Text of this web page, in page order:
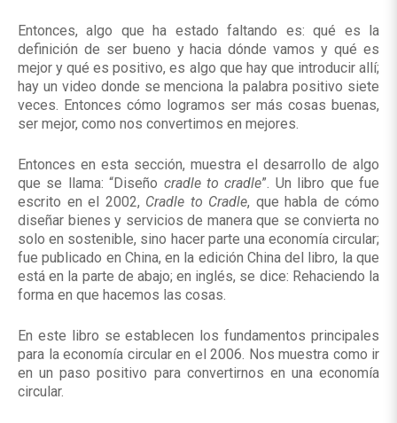
Entonces, algo que ha estado faltando es: qué es la
definición de ser bueno y hacia dónde vamos y qué es
mejor y qué es positivo, es algo que hay que introducir allí;
hay un video donde se menciona la palabra positivo siete
veces. Entonces cómo logramos ser más cosas buenas,
ser mejor, como nos convertimos en mejores.
Entonces en esta sección, muestra el desarrollo de algo
que se llama: “Diseño cradle to cradle”. Un libro que fue
escrito en el 2002, Cradle to Cradle, que habla de cómo
diseñar bienes y servicios de manera que se convierta no
solo en sostenible, sino hacer parte una economía circular;
fue publicado en China, en la edición China del libro, la que
está en la parte de abajo; en inglés, se dice: Rehaciendo la
forma en que hacemos las cosas.
En este libro se establecen los fundamentos principales
para la economía circular en el 2006. Nos muestra como ir
en un paso positivo para convertirnos en una economía
circular.